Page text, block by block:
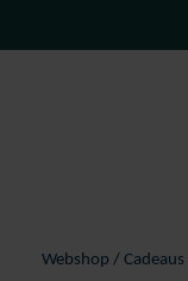
Webshop / Cadeaus